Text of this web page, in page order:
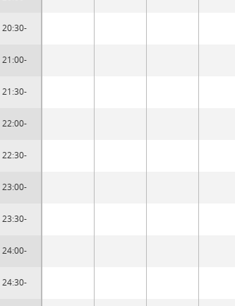
20:30-
21:00-
21:30-
22:00-
22:30-
23:00-
23:30-
24:00-
24:30-